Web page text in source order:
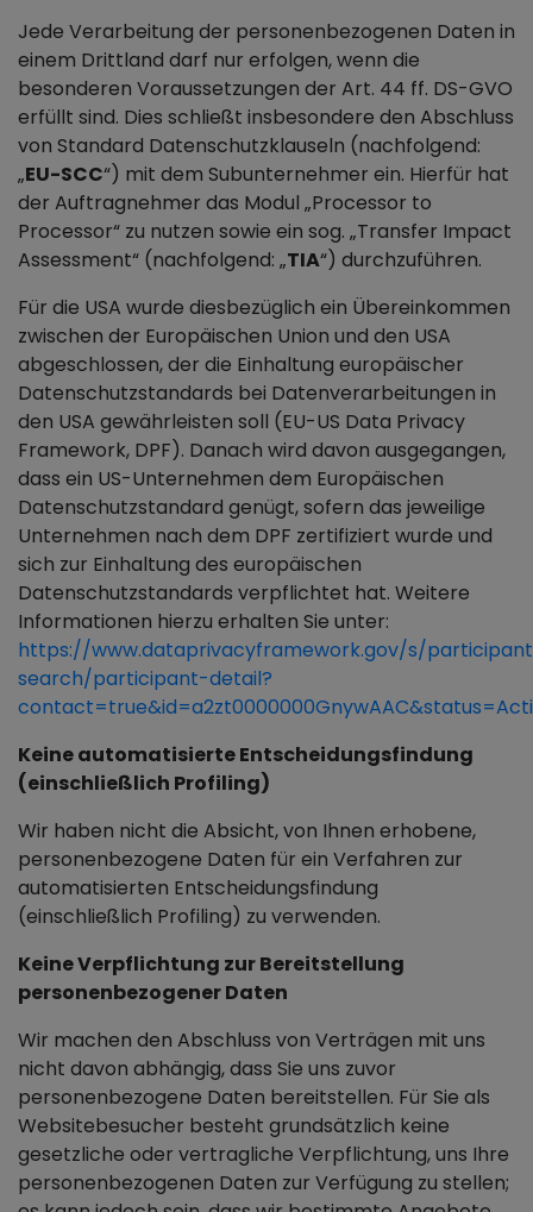
Jede Verarbeitung der personenbezogenen Daten in
einem Drittland darf nur erfolgen, wenn die
besonderen Voraussetzungen der Art. 44 ff. DS-GVO
erfüllt sind. Dies schließt insbesondere den Abschluss
von Standard Datenschutzklauseln (nachfolgend:
„EU-SCC“) mit dem Subunternehmer ein. Hierfür hat
der Auftragnehmer das Modul „Processor to
Processor“ zu nutzen sowie ein sog. „Transfer Impact
Assessment“ (nachfolgend: „TIA“) durchzuführen.
Für die USA wurde diesbezüglich ein Übereinkommen
zwischen der Europäischen Union und den USA
abgeschlossen, der die Einhaltung europäischer
Datenschutzstandards bei Datenverarbeitungen in
den USA gewährleisten soll (EU-US Data Privacy
Framework, DPF). Danach wird davon ausgegangen,
dass ein US-Unternehmen dem Europäischen
Datenschutzstandard genügt, sofern das jeweilige
Unternehmen nach dem DPF zertifiziert wurde und
sich zur Einhaltung des europäischen
Datenschutzstandards verpflichtet hat. Weitere
Informationen hierzu erhalten Sie unter:
https://www.dataprivacyframework.gov/s/
search/participant-detail?
Keine automatisierte Entscheidungsfindung
(einschließlich Profiling)
Wir haben nicht die Absicht, von Ihnen erhobene,
personenbezogene Daten für ein Verfahren zur
automatisierten Entscheidungsfindung
(einschließlich Profiling) zu verwenden.
Keine Verpflichtung zur Bereitstellung
personenbezogener Daten
Wir machen den Abschluss von Verträgen mit uns
nicht davon abhängig, dass Sie uns zuvor
personenbezogene Daten bereitstellen. Für Sie als
Websitebesucher besteht grundsätzlich keine
gesetzliche oder vertragliche Verpflichtung, uns Ihre
personenbezogenen Daten zur Verfügung zu stellen;